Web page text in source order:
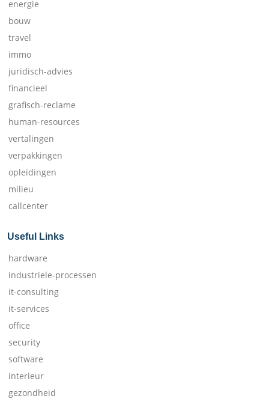
energie
bouw
travel
immo
juridisch-advies
financieel
grafisch-reclame
human-resources
vertalingen
verpakkingen
opleidingen
milieu
callcenter
Useful Links
hardware
industriele-processen
it-consulting
it-services
office
security
software
interieur
gezondheid